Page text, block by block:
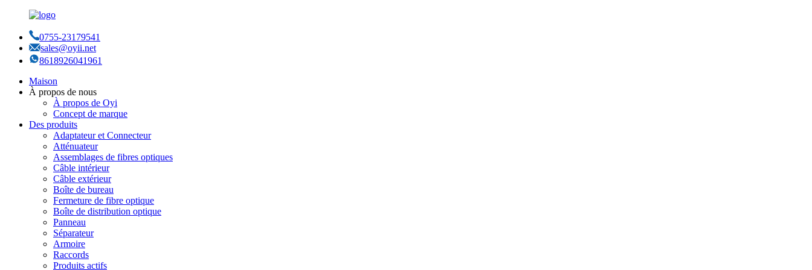
0755-23179541
sales@oyii.net
8618926041961
Maison
À propos de nous
À propos de Oyi
Concept de marque
Des produits
Adaptateur et Connecteur
Atténuateur
Assemblages de fibres optiques
Câble intérieur
Câble extérieur
Boîte de bureau
Fermeture de fibre optique
Boîte de distribution optique
Panneau
Séparateur
Armoire
Raccords
Produits actifs